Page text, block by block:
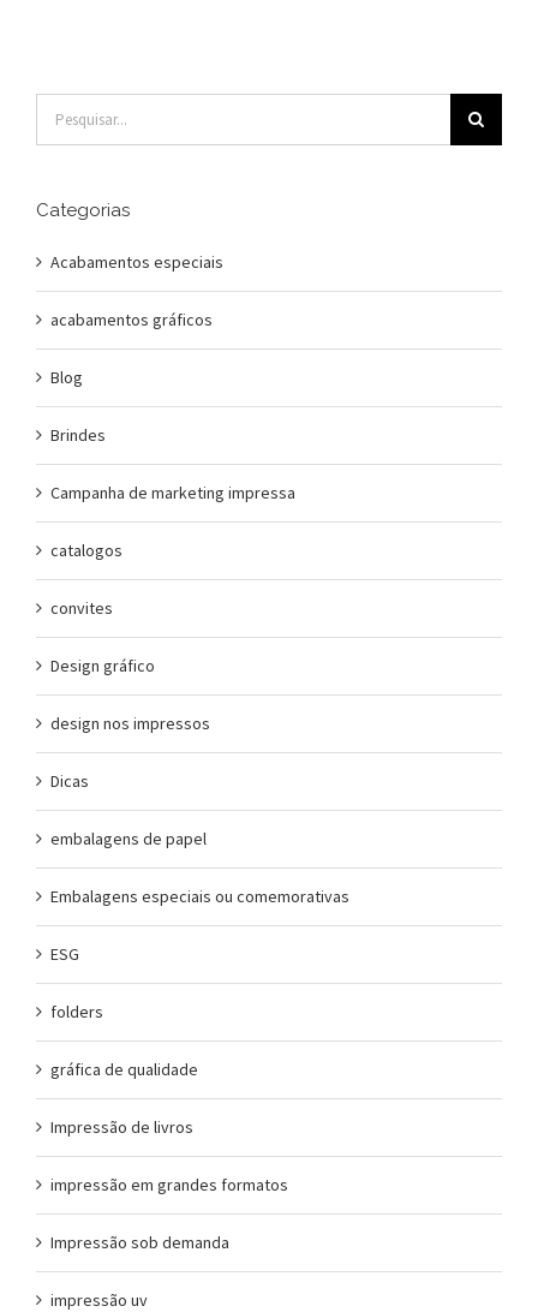
resultados
Categorias
Acabamentos especiais
acabamentos gráficos
Blog
Brindes
Campanha de marketing impressa
catalogos
convites
Design gráfico
design nos impressos
Dicas
embalagens de papel
Embalagens especiais ou comemorativas
ESG
folders
gráfica de qualidade
Impressão de livros
impressão em grandes formatos
Impressão sob demanda
impressão uv